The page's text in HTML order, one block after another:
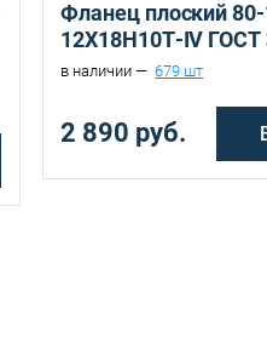
Фланец плоский
12Х18Н10Т-IV ГОСТ
в наличии — 679 шт
2 890 руб.